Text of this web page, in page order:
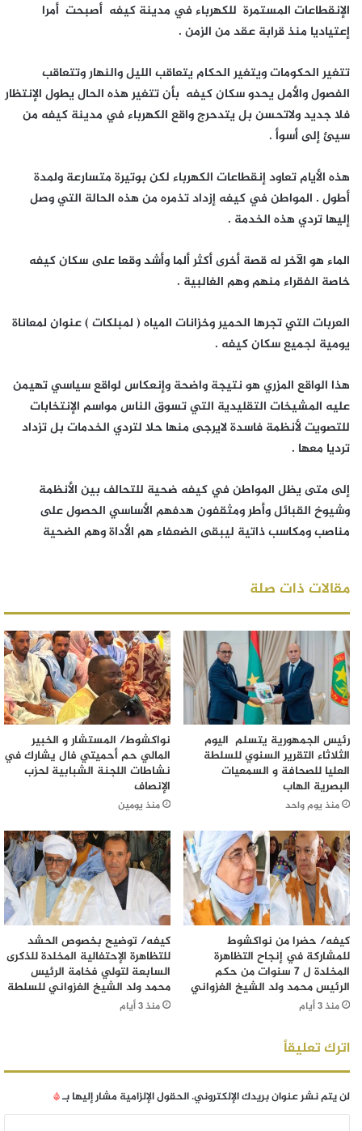
الإنقطاعات المستمرة للكهرباء في مدينة كيفه أصبحت أمرا
إعتياديا منذ قرابة عقد من الزمن .
تتغير الحكومات ويتغير الحكام يتعاقب الليل والنهار وتتعاقب
الفصول والأمل يحدو سكان كيفه بأن تتغير هذه الحال يطول الإنتظار
فلا جديد ولاتحسن بل يتدحرج واقع الكهرباء في مدينة كيفه من
سيئ إلى أسوأ .
هذه الأيام تعاود إنقطاعات الكهرباء لكن بوتيرة متسارعة ولمدة
أطول . المواطن في كيفه إزداد تذمره من هذه الحالة التي وصل
إليها تردي هذه الخدمة .
الماء هو الآخر له قصة أخرى أكثر ألما وأشد وقعا على سكان كيفه
خاصة الفقراء منهم وهم الغالبية .
العربات التي تجرها الحمير وخزانات المياه ( لمبلكات ) عنوان لمعاناة
يومية لجميع سكان كيفه .
هذا الواقع المزري هو نتيجة واضحة وإنعكاس لواقع سياسي تهيمن
عليه المشيخات التقليدية التي تسوق الناس مواسم الإنتخابات
للتصويت لأنظمة فاسدة لايرجى منها حلا لتردي الخدمات بل تزداد
ترديا معها .
إلى متى يظل المواطن في كيفه ضحية للتحالف بين الأنظمة
وشيوخ القبائل وأطر ومثقفون هدفهم الأساسي الحصول على
مناصب ومكاسب ذاتية ليبقى الضعفاء هم الأداة وهم الضحية
مقالات ذات صلة
رئيس الجمهورية يتسلم اليوم
الثلاثاء التقرير السنوي للسلطة
العليا للصحافة و السمعيات
البصرية الهاب
منذ يوم واحد
نواكشوط/ المستشار و الخبير
المالي حم أحميتي فال يشارك في
نشاطات اللجنة الشبابية لحزب
الإنصاف
منذ يومين
كيفه/ حضرا من نواكشوط
للمشاركة في إنجاح التظاهرة
المخلدة ل 7 سنوات من حكم
الرئيس محمد ولد الشيخ الغزواني
منذ 3 أيام
كيفه/ توضيح بخصوص الحشد
للتظاهرة الإحتفالية المخلدة للذكرى
السابعة لتولي فخامة الرئيس
محمد ولد الشيخ الغزواني للسلطة
منذ 3 أيام
اترك تعليقاً
لن يتم نشر عنوان بريدك الإلكتروني.الحقول الإلزامية مشار إليها بـ*